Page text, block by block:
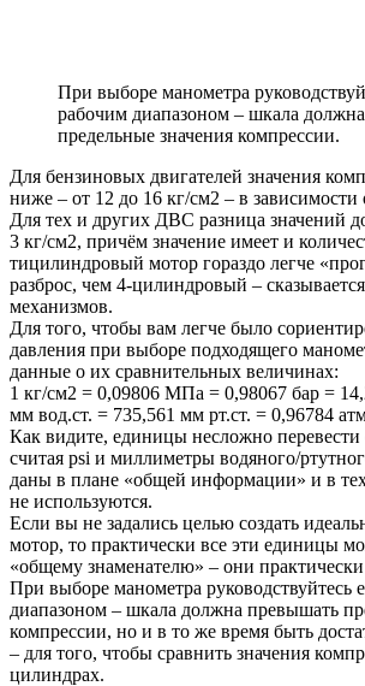
При выборе манометра
рабочим диапазоном – шкала
предельные значения компрессии.
Для бензиновых двигателей значения
ниже – от 12 до 16 кг/см2 – в зависимости
Для тех и других ДВС разница значений
3 кг/см2, причём значение имеет и
тицилиндровый мотор гораздо легче
разброс, чем 4-цилиндровый –
механизмов.
Для того, чтобы вам легче было
давления при выборе подходящего
данные о их сравнительных величинах:
1 кг/см2 = 0,09806 МПа = 0,98067 бар =
мм вод.ст. = 735,561 мм рт.ст. = 0,96784
Как видите, единицы несложно
считая psi и миллиметры водяного/
даны в плане «общей информации» и в
не используются.
Если вы не задались целью создать
мотор, то практически все эти единицы
«общему знаменателю» – они
При выборе манометра руководствуйтесь
диапазоном – шкала должна превышать
компрессии, но и в то же время быть
– для того, чтобы сравнить значения
цилиндрах.